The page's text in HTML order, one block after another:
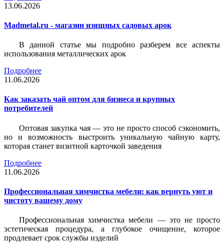
13.06.2026
Madmetal.ru - магазин изящных садовых арок
В данной статье мы подробно разберем все аспекты
использования металлических арок
Подробнее
11.06.2026
Как заказать чай оптом для бизнеса и крупных
потребителей
Оптовая закупка чая — это не просто способ сэкономить,
но и возможность выстроить уникальную чайную карту,
которая станет визитной карточкой заведения
Подробнее
11.06.2026
Профессиональная химчистка мебели: как вернуть уют и
чистоту вашему дому
Профессиональная химчистка мебели — это не просто
эстетическая процедура, а глубокое очищение, которое
продлевает срок службы изделий